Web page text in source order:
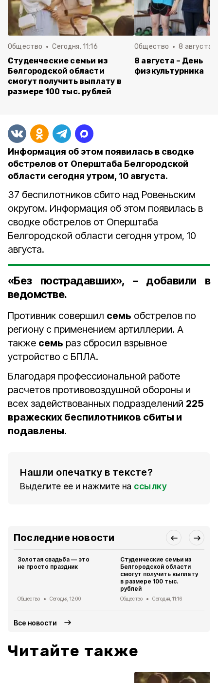
Общество Сегодня, 11:16
Студенческие семьи из
Белгородской области
смогут получить выплату в
размере 100 тыс. рублей
Общество 8 августа ,
8 августа – День
физкультурника
Информация об этом появилась в сводке
обстрелов от Оперштаба Белгородской
области сегодня утром, 10 августа.
37 беспилотников сбито над Ровеньским
округом. Информация об этом появилась в
сводке обстрелов от Оперштаба
Белгородской области сегодня утром, 10
августа.
«Без пострадавших», – добавили в
ведомстве.
Противник совершил семь обстрелов по
региону с применением артиллерии. А
также семь раз сбросил взрывное
устройство с БПЛА.
Благодаря профессиональной работе
расчетов противовоздушной обороны и
всех задействованных подразделений 225
вражеских беспилотников сбиты и
подавлены.
Нашли опечатку в тексте?
Выделите ее и нажмите на ссылку
Последние новости
Золотая свадьба — это
не просто праздник
Общество Сегодня, 12:00
Студенческие семьи из
Белгородской области
смогут получить выплату
в размере 100 тыс.
рублей
Общество Сегодня, 11:16
Все новости
Читайте также